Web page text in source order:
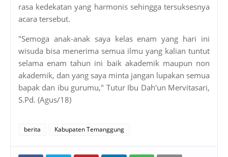
rasa kedekatan yang harmonis sehingga tersuksesnya
acara tersebut.
"Semoga anak-anak saya kelas enam yang hari ini
wisuda bisa menerima semua ilmu yang kalian tuntut
selama enam tahun ini baik akademik maupun non
akademik, dan yang saya minta jangan lupakan semua
bapak dan ibu gurumu," Tutur Ibu Dah'un Mervitasari,
S.Pd. (Agus/18)
berita Kabupaten Temanggung